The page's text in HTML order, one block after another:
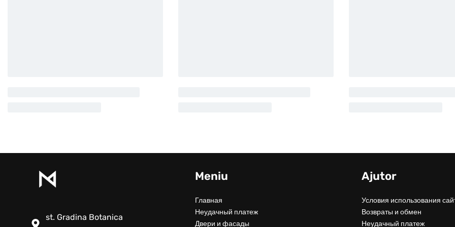
st. Gradina Botanica
Meniu
Главная
Неудачный платеж
Двери и фасады
Ajutor
Условия использования
Возвраты и обмен
Неудачный платеж